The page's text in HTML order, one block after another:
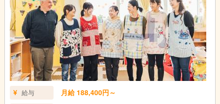
給与 月給 188,400円～